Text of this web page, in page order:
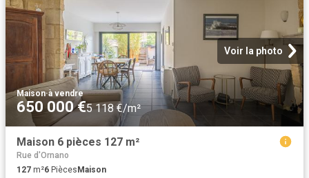
Voir la photo
Maison·à vendre
650 000 €5 118 €/m²
Maison 6 pièces 127 m²
Rue d'Ornano
127 m²6 Pièces Maison